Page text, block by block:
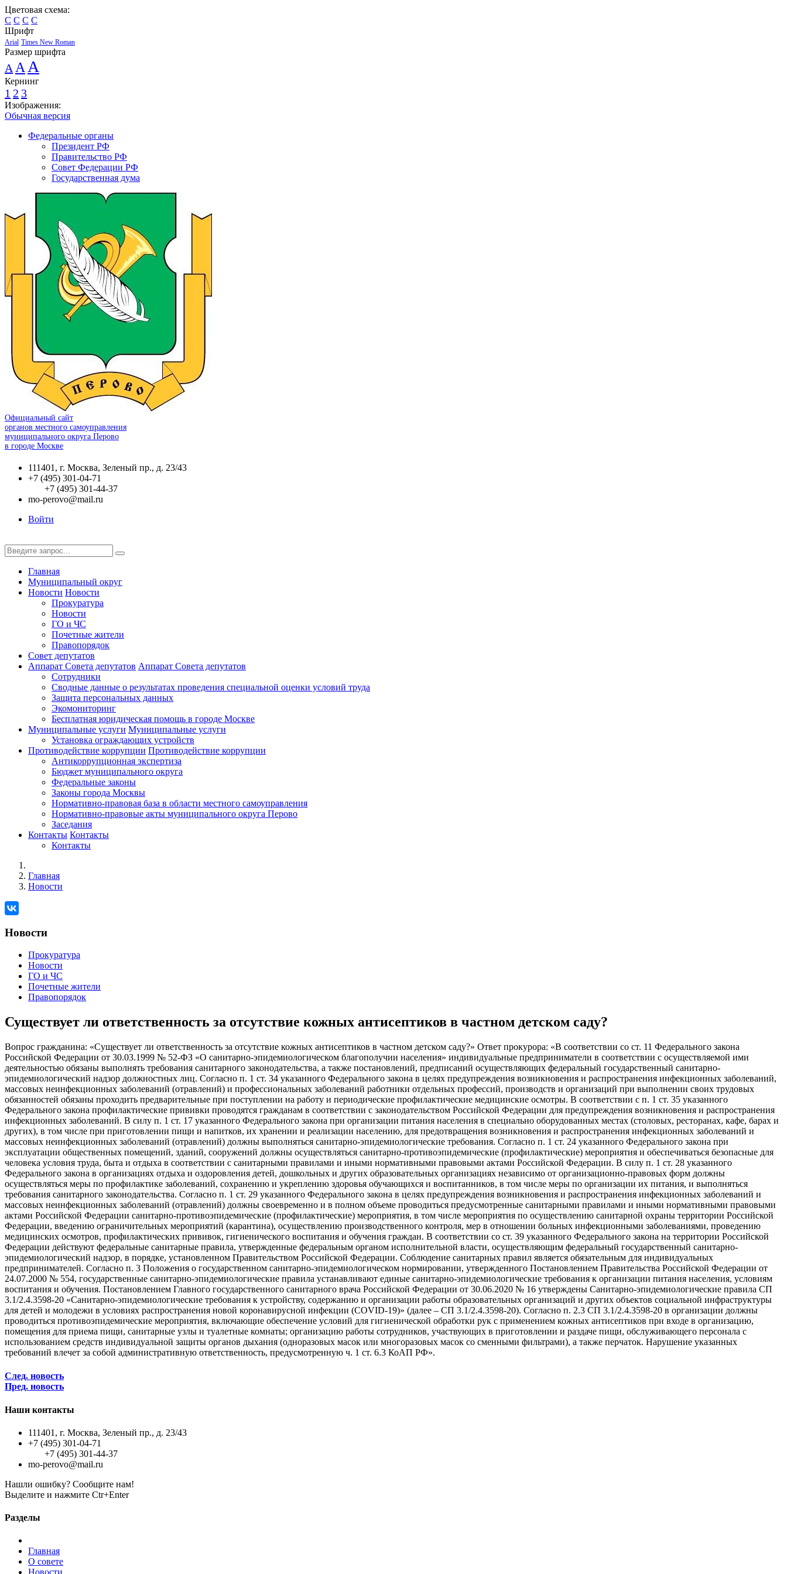
Цветовая схема:
C C C C
Шрифт
Arial Times New Roman
Размер шрифта
A A A
Кернинг
1 2 3
Изображения:
Обычная версия
Федеральные органы
Президент РФ
Правительство РФ
Совет Федерации РФ
Государственная дума
Официальный сайт
органов местного самоуправления
муниципального округа Перово
в городе Москве
111401, г. Москва, Зеленый пр., д. 23/43
+7 (495) 301-04-71
+7 (495) 301-44-37
mo-perovo@mail.ru
Войти
Главная
Муниципальный округ
Новости Новости
Прокуратура
Новости
ГО и ЧС
Почетные жители
Правопорядок
Совет депутатов
Аппарат Совета депутатов Аппарат Совета депутатов
Сотрудники
Сводные данные о результатах проведения специальной оценки условий труда
Защита персональных данных
Экомониторинг
Бесплатная юридическая помощь в городе Москве
Муниципальные услуги Муниципальные услуги
Установка ограждающих устройств
Противодействие коррупции Противодействие коррупции
Антикоррупционная экспертиза
Бюджет муниципального округа
Федеральные законы
Законы города Москвы
Нормативно-правовая база в области местного самоуправления
Нормативно-правовые акты муниципального округа Перово
Заседания
Контакты Контакты
Контакты
Главная
Новости
Новости
Прокуратура
Новости
ГО и ЧС
Почетные жители
Правопорядок
Существует ли ответственность за отсутствие кожных антисептиков в частном детском саду?
Вопрос гражданина: «Существует ли ответственность за отсутствие кожных антисептиков в частном детском саду?» Ответ прокурора: «В соответствии со ст. 11 Федерального закона
Российской Федерации от 30.03.1999 № 52-ФЗ «О санитарно-эпидемиологическом благополучии населения» индивидуальные предприниматели в соответствии с осуществляемой ими
деятельностью обязаны выполнять требования санитарного законодательства, а также постановлений, предписаний осуществляющих федеральный государственный санитарно-
эпидемиологический надзор должностных лиц. Согласно п. 1 ст. 34 указанного Федерального закона в целях предупреждения возникновения и распространения инфекционных заболеваний,
массовых неинфекционных заболеваний (отравлений) и профессиональных заболеваний работники отдельных профессий, производств и организаций при выполнении своих трудовых
обязанностей обязаны проходить предварительные при поступлении на работу и периодические профилактические медицинские осмотры. В соответствии с п. 1 ст. 35 указанного
Федерального закона профилактические прививки проводятся гражданам в соответствии с законодательством Российской Федерации для предупреждения возникновения и распространения
инфекционных заболеваний. В силу п. 1 ст. 17 указанного Федерального закона при организации питания населения в специально оборудованных местах (столовых, ресторанах, кафе, барах и
других), в том числе при приготовлении пищи и напитков, их хранении и реализации населению, для предотвращения возникновения и распространения инфекционных заболеваний и
массовых неинфекционных заболеваний (отравлений) должны выполняться санитарно-эпидемиологические требования. Согласно п. 1 ст. 24 указанного Федерального закона при
эксплуатации общественных помещений, зданий, сооружений должны осуществляться санитарно-противоэпидемические (профилактические) мероприятия и обеспечиваться безопасные для
человека условия труда, быта и отдыха в соответствии с санитарными правилами и иными нормативными правовыми актами Российской Федерации. В силу п. 1 ст. 28 указанного
Федерального закона в организациях отдыха и оздоровления детей, дошкольных и других образовательных организациях независимо от организационно-правовых форм должны
осуществляться меры по профилактике заболеваний, сохранению и укреплению здоровья обучающихся и воспитанников, в том числе меры по организации их питания, и выполняться
требования санитарного законодательства. Согласно п. 1 ст. 29 указанного Федерального закона в целях предупреждения возникновения и распространения инфекционных заболеваний и
массовых неинфекционных заболеваний (отравлений) должны своевременно и в полном объеме проводиться предусмотренные санитарными правилами и иными нормативными правовыми
актами Российской Федерации санитарно-противоэпидемические (профилактические) мероприятия, в том числе мероприятия по осуществлению санитарной охраны территории Российской
Федерации, введению ограничительных мероприятий (карантина), осуществлению производственного контроля, мер в отношении больных инфекционными заболеваниями, проведению
медицинских осмотров, профилактических прививок, гигиенического воспитания и обучения граждан. В соответствии со ст. 39 указанного Федерального закона на территории Российской
Федерации действуют федеральные санитарные правила, утвержденные федеральным органом исполнительной власти, осуществляющим федеральный государственный санитарно-
эпидемиологический надзор, в порядке, установленном Правительством Российской Федерации. Соблюдение санитарных правил является обязательным для индивидуальных
предпринимателей. Согласно п. 3 Положения о государственном санитарно-эпидемиологическом нормировании, утвержденного Постановлением Правительства Российской Федерации от
24.07.2000 № 554, государственные санитарно-эпидемиологические правила устанавливают единые санитарно-эпидемиологические требования к организации питания населения, условиям
воспитания и обучения. Постановлением Главного государственного санитарного врача Российской Федерации от 30.06.2020 № 16 утверждены Санитарно-эпидемиологические правила СП
3.1/2.4.3598-20 «Санитарно-эпидемиологические требования к устройству, содержанию и организации работы образовательных организаций и других объектов социальной инфраструктуры
для детей и молодежи в условиях распространения новой коронавирусной инфекции (COVID-19)» (далее – СП 3.1/2.4.3598-20). Согласно п. 2.3 СП 3.1/2.4.3598-20 в организации должны
проводиться противоэпидемические мероприятия, включающие обеспечение условий для гигиенической обработки рук с применением кожных антисептиков при входе в организацию,
помещения для приема пищи, санитарные узлы и туалетные комнаты; организацию работы сотрудников, участвующих в приготовлении и раздаче пищи, обслуживающего персонала с
использованием средств индивидуальной защиты органов дыхания (одноразовых масок или многоразовых масок со сменными фильтрами), а также перчаток. Нарушение указанных
требований влечет за собой административную ответственность, предусмотренную ч. 1 ст. 6.3 КоАП РФ».
След. новость
Пред. новость
Наши контакты
111401, г. Москва, Зеленый пр., д. 23/43
+7 (495) 301-04-71
+7 (495) 301-44-37
mo-perovo@mail.ru
Нашли ошибку? Сообщите нам!
Выделите и нажмите Ctr+Enter
Разделы
Главная
О совете